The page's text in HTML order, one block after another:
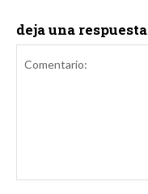
deja una respuesta